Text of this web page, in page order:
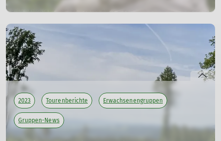
Fotogruppe des DAV Chemnitz
Die Fotofreunde des DAV Chemnitz treffen sich und
präsentieren ihre Fotos zum Thema "Statuen, Büsten und
Skulpturen".
Wer neugierig ist und auch wer mitmachen möchte, kann
gerne dazu kommen.
Wenn ihr Fotos zu diesem Thema habt und sie zeigen
möchtet, nehmt gerne vorher Kontakt zu uns auf.
Viel Spass euch allen beim Motiv suchen und
2023 Tourenberichte Erwachsenengruppen
Gruppen-News